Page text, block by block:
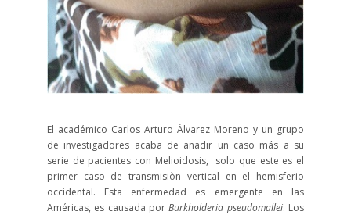
El académico Carlos Arturo Álvarez Moreno y un grupo
de investigadores acaba de añadir un caso más a su
serie de pacientes con Melioidosis, solo que este es el
primer caso de transmisiòn vertical en el hemisferio
occidental. Esta enfermedad es emergente en las
Américas, es causada porBurkholderia pseudomallei. Los